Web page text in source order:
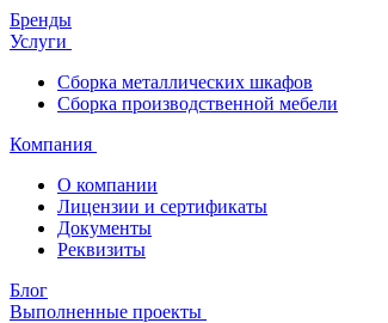
Бренды
Услуги
Сборка металлических шкафов
Сборка производственной мебели
Компания
О компании
Лицензии и сертификаты
Документы
Реквизиты
Блог
Выполненные проекты